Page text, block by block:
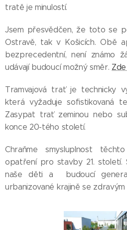
tratě je minulostí.
Jsem přesvědčen, že toto se
Ostravě, tak v Košicích. Obě
bezprecedentní, není známo
udávají budoucí možný směr.
Tramvajová trať je technicky
která vyžaduje sofistikovaná
Zasypat trať zeminou nebo
konce 20-tého století.
Chraňme smysluplnost
opatření pro stavby 21.
naše děti a budoucí
urbanizované krajině se